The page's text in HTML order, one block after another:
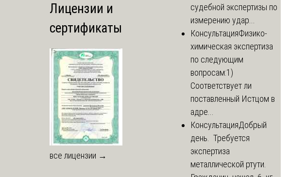
Лицензии и
сертификаты
все лицензии →
судебной экспертизы по
измерению удар...
КонсультацияФизико-
химическая экспертиза
по следующим
вопросам:1)
Соответствует ли
поставленный Истцом в
адре...
КонсультацияДобрый
день. Требуется
экспертиза
металлической ртути.